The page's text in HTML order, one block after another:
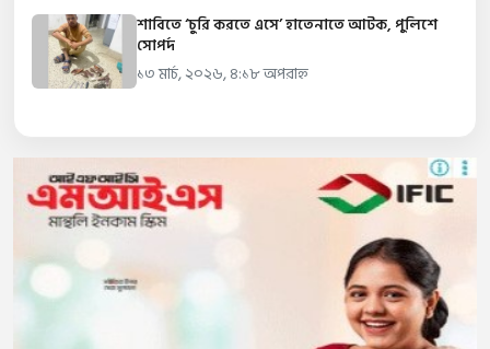
শাবিতে ‘চুরি করতে এসে’ হাতেনাতে আটক, পুলিশে
সোপর্দ
১৩ মার্চ, ২০২৬, ৪:১৮ অপরাহ্ন